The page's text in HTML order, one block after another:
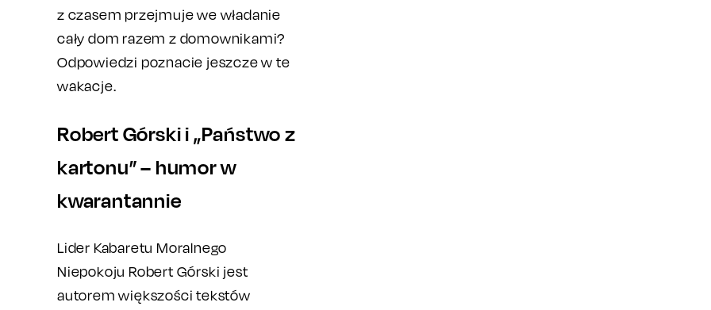
z czasem przejmuje we władanie
cały dom razem z domownikami?
Odpowiedzi poznacie jeszcze w te
wakacje.
Robert Górski i „Państwo z
kartonu” – humor w
kwarantannie
Lider Kabaretu Moralnego
Niepokoju Robert Górski jest
autorem większości tekstów